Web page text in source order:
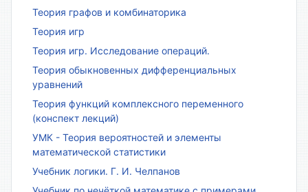
Теория графов и комбинаторика
Теория игр
Теория игр. Исследование операций.
Теория обыкновенных дифференциальных
уравнений
Теория функций комплексного переменного
(конспект лекций)
УМК - Теория вероятностей и элементы
математической статистики
Учебник логики. Г. И. Челпанов